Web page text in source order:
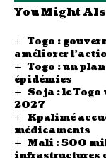
You Might
Togo :
améliorer
Togo : un
épidémies
Soja : le
2027
Kpalimé
médicaments
Mali : 500